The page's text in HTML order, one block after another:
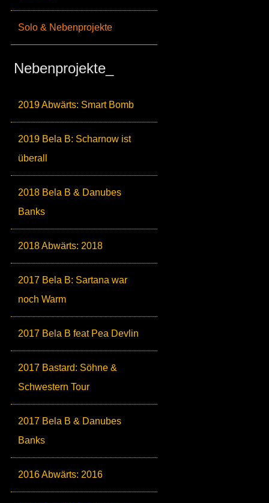
Solo & Nebenprojekte
Nebenprojekte_
2019 Abwärts: Smart Bomb
2019 Bela B: Scharnow ist
überall
2018 Bela B & Danubes
Banks
2018 Abwärts: 2018
2017 Bela B: Sartana war
noch Warm
2017 Bela B feat Pea Devlin
2017 Bastard: Söhne &
Schwestern Tour
2017 Bela B & Danubes
Banks
2016 Abwärts: 2016